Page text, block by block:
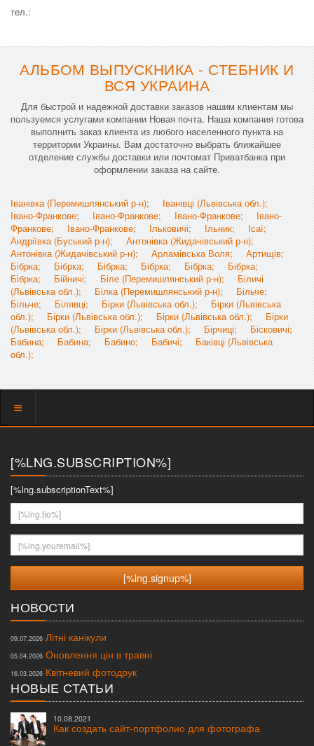
тел.:
АЛЬБОМ ВЫПУСКНИКА - СТЕБНИК И
ВСЯ УКРАИНА
Для быстрой и надежной доставки заказов нашим клиентам мы
пользуемся услугами компании Новая почта. Наша компания готова
выполнить заказ клиента из любого населенного пункта на
территории Украины. Вам достаточно выбрать ближайшее
отделение службы доставки или почтомат Приватбанка при
оформлении заказа на сайте.
Іванівка (Перемишлянський р-н);
Іванівці (Львівська обл.);
Івано-Франкове;
Івано-Франкове; Івано-Франкове;
Івано-
Франкове;
Івано-Франкове; Ільковичі; Ільник;
Ісаї;
Андріївка (Буський р-н);
Антонівка (Жидачівський р-н);
Антонівка (Жидачівський р-н);
Арламівська Воля;
Артищів;
Бібрка;
Бібрка; Бібрка; Бібрка; Бібрка;
Бібрка;
Бібрка;
Бійничі; Біле (Перемишлянський р-н);
Біличі
(Львівська обл.);
Білка (Перемишлянський р-н);
Більче;
Більче;
Білявці; Бірки (Львівська обл.);
Бірки (Львівська
обл.);
Бірки (Львівська обл.); Бірки (Львівська обл.);
Бірки
(Львівська обл.);
Бірки (Львівська обл.); Бірчиці;
Бісковичі;
Бабина;
Бабина; Бабино; Бабичі;
Баківці (Львівська
обл.);
Показать
[%LNG.SUBSCRIPTION%]
[%lng.subscriptionText%]
[%lng.fio%]
[%lng.youremail%]
НОВОСТИ
09.07.2026 Літні канікули
05.04.2026 Оновлення цін в травні
16.03.2026 Квітневий фотодрук
НОВЫЕ СТАТЬИ
10.08.2021
Как создать сайт-портфолио для фотографа